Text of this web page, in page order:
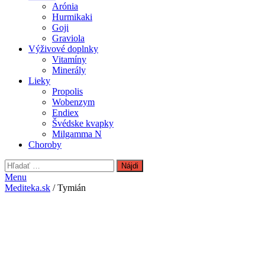
Arónia
Hurmikaki
Goji
Graviola
Výživové doplnky
Vitamíny
Minerály
Lieky
Propolis
Wobenzym
Endiex
Švédske kvapky
Milgamma N
Choroby
Hľadať:
Menu
Mediteka.sk / Tymián